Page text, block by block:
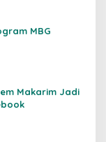
MBG
Makarim Jadi